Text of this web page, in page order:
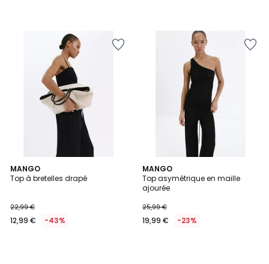
MANGO
Top à bretelles drapé
22,99 €
12,99 € -43%
MANGO
Top asymétrique en maille
ajourée
25,99 €
19,99 € -23%